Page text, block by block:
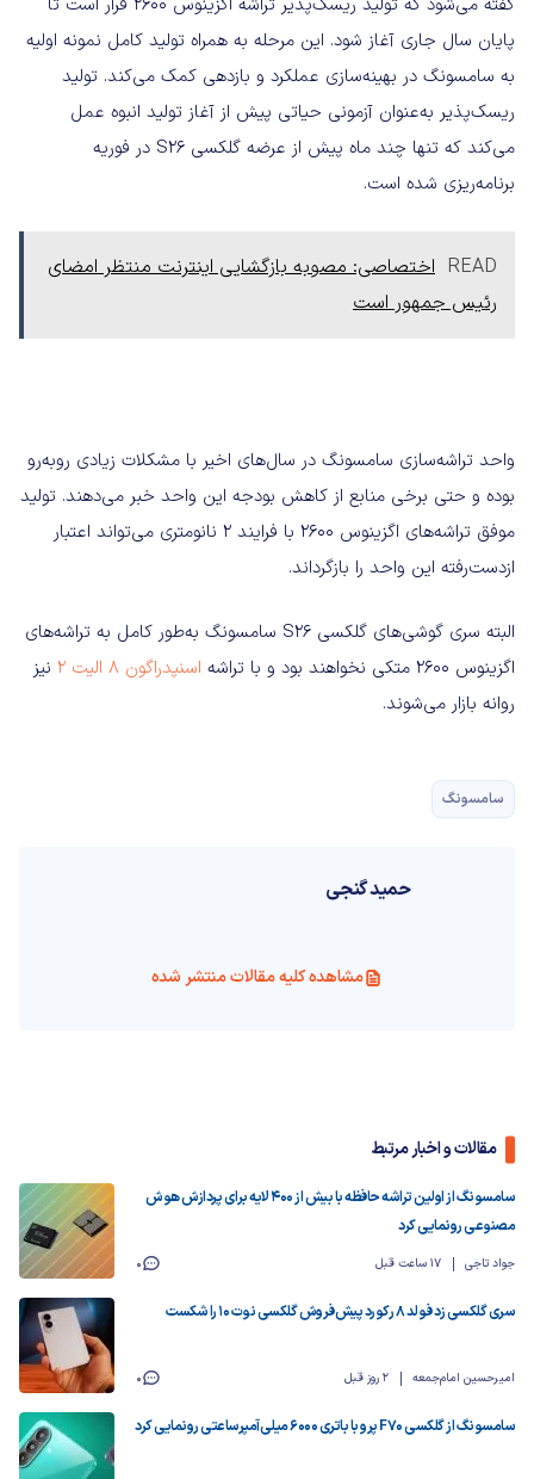
پایان سال جاری آغاز شود. این مرحله به همراه تولید کامل نمونه اولیه
به سامسونگ در بهینه‌سازی عملکرد و بازدهی کمک می‌کند. تولید
ریسک‌پذیر به‌عنوان آزمونی حیاتی پیش از آغاز تولید انبوه عمل
می‌کند که تنها چند ماه پیش از عرضه گلکسی S26 در فوریه
برنامه‌ریزی شده است.
READ اختصاصی: مصوبه بازگشایی اینترنت منتظر امضای
رئیس جمهور است
واحد تراشه‌سازی سامسونگ در سال‌های اخیر با مشکلات زیادی روبه‌رو
بوده و حتی برخی منابع از کاهش بودجه این واحد خبر می‌دهند. تولید
موفق تراشه‌های اگزینوس ۲۶۰۰ با فرایند ۲ نانومتری می‌تواند اعتبار
ازدست‌رفته این واحد را بازگرداند.
البته سری گوشی‌های گلکسی S26 سامسونگ به‌طور کامل به تراشه‌های
اگزینوس ۲۶۰۰ متکی نخواهند بود و با تراشه
اسنپدراگون ۸ الیت ۲
نیز
روانه بازار می‌شوند.
سامسونگ
حمید گنجی
مشاهده کلیه مقالات منتشر شده
مقالات و اخبار مرتبط
سامسونگ از اولین تراشه حافظه با بیش از ۴۰۰ لایه برای پردازش هوش
مصنوعی رونمایی کرد
جواد تاجی 17 ساعت قبل 0
سری گلکسی زد فولد ۸ رکورد پیش‌فروش گلکسی نوت ۱۰ را شکست
امیرحسین امام‌جمعه 2 روز قبل 0
سامسونگ از گلکسی F70 پرو با باتری ۶۰۰۰ میلی‌آمپرساعتی رونمایی کرد